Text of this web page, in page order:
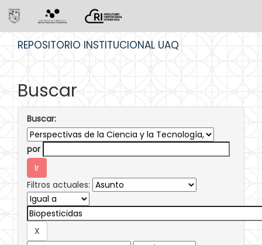
REPOSITORIO INSTITUCIONAL UAQ
Buscar
Buscar:
por
Filtros actuales: